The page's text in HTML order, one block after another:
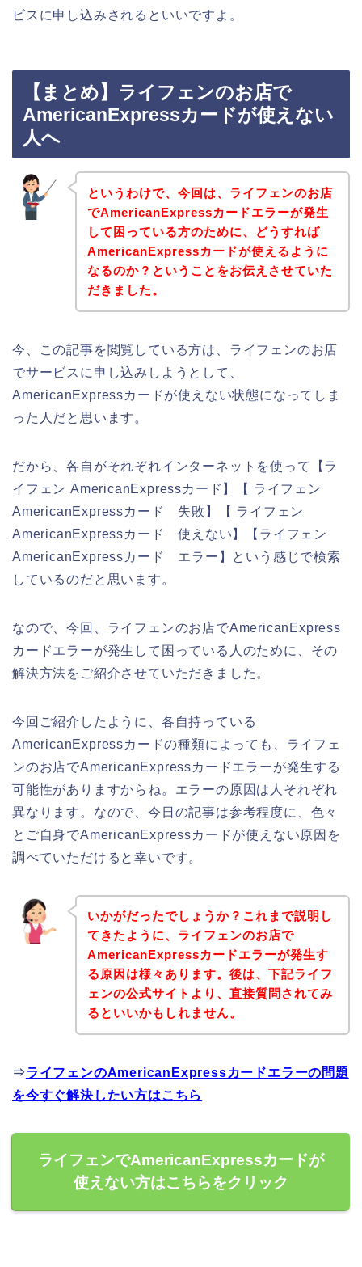
ビスに申し込みされるといいですよ。
【まとめ】ライフェンのお店で
AmericanExpressカードが使えない
人へ
というわけで、今回は、ライフェンのお店
でAmericanExpressカードエラーが発生
して困っている方のために、どうすれば
AmericanExpressカードが使えるように
なるのか？ということをお伝えさせていた
だきました。
今、この記事を閲覧している方は、ライフェンのお店
でサービスに申し込みしようとして、
AmericanExpressカードが使えない状態になってしま
った人だと思います。
だから、各自がそれぞれインターネットを使って【ラ
イフェン AmericanExpressカード】【 ライフェン
AmericanExpressカード 失敗】【 ライフェン
AmericanExpressカード 使えない】【ライフェン
AmericanExpressカード エラー】という感じで検索
しているのだと思います。
なので、今回、ライフェンのお店でAmericanExpress
カードエラーが発生して困っている人のために、その
解決方法をご紹介させていただきました。
今回ご紹介したように、各自持っている
AmericanExpressカードの種類によっても、ライフェ
ンのお店でAmericanExpressカードエラーが発生する
可能性がありますからね。エラーの原因は人それぞれ
異なります。なので、今日の記事は参考程度に、色々
とご自身でAmericanExpressカードが使えない原因を
調べていただけると幸いです。
いかがだったでしょうか？これまで説明し
てきたように、ライフェンのお店で
AmericanExpressカードエラーが発生す
る原因は様々あります。後は、下記ライフ
ェンの公式サイトより、直接質問されてみ
るといいかもしれません。
⇒ライフェンのAmericanExpressカードエラーの問題
を今すぐ解決したい方はこちら
ライフェンでAmericanExpressカードが
使えない方はこちらをクリック